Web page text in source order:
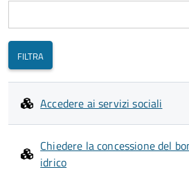
Accedere ai servizi sociali
Chiedere la concessione del
idrico